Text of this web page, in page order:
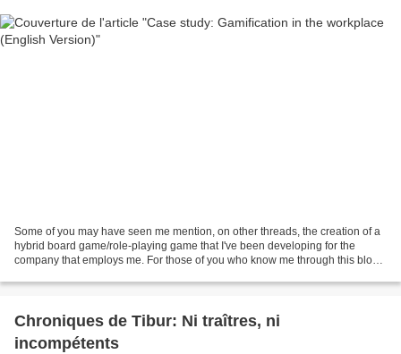
Some of you may have seen me mention, on other threads, the creation of a
hybrid board game/role-playing game that I've been developing for the
company that employs me. For those of you who know me through this blog,
Chroniques de Tibur: Ni traîtres, ni
incompétents